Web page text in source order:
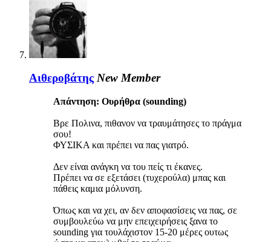
Αιθεροβάτης New Member
Απάντηση: Ουρήθρα (sounding)
Βρε Πολινα, πιθανον να τραυμάτησες το πράγμα
σου!
ΦΥΣΙΚΑ και πρέπει να πας γιατρό.
Δεν είναι ανάγκη να του πείς τι έκανες.
Πρέπει να σε εξετάσει (τυχερούλα) μπας και
πάθεις καμια μόλυνση.
Όπως και να χει, αν δεν αποφασίσεις να πας, σε
συμβουλεύω να μην επειχειρήσεις ξανα το
sounding για τουλάχιστον 15-20 μέρες ουτως